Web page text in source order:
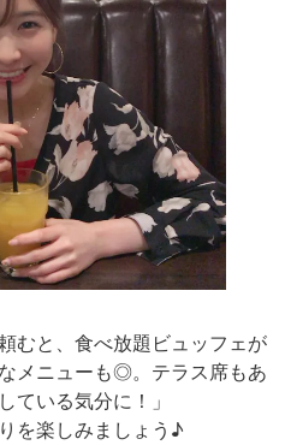
むと、食べ放題ビュッフェが
メニューも◎。テラス席もあ
ている気分に！」
を楽しみましょう♪